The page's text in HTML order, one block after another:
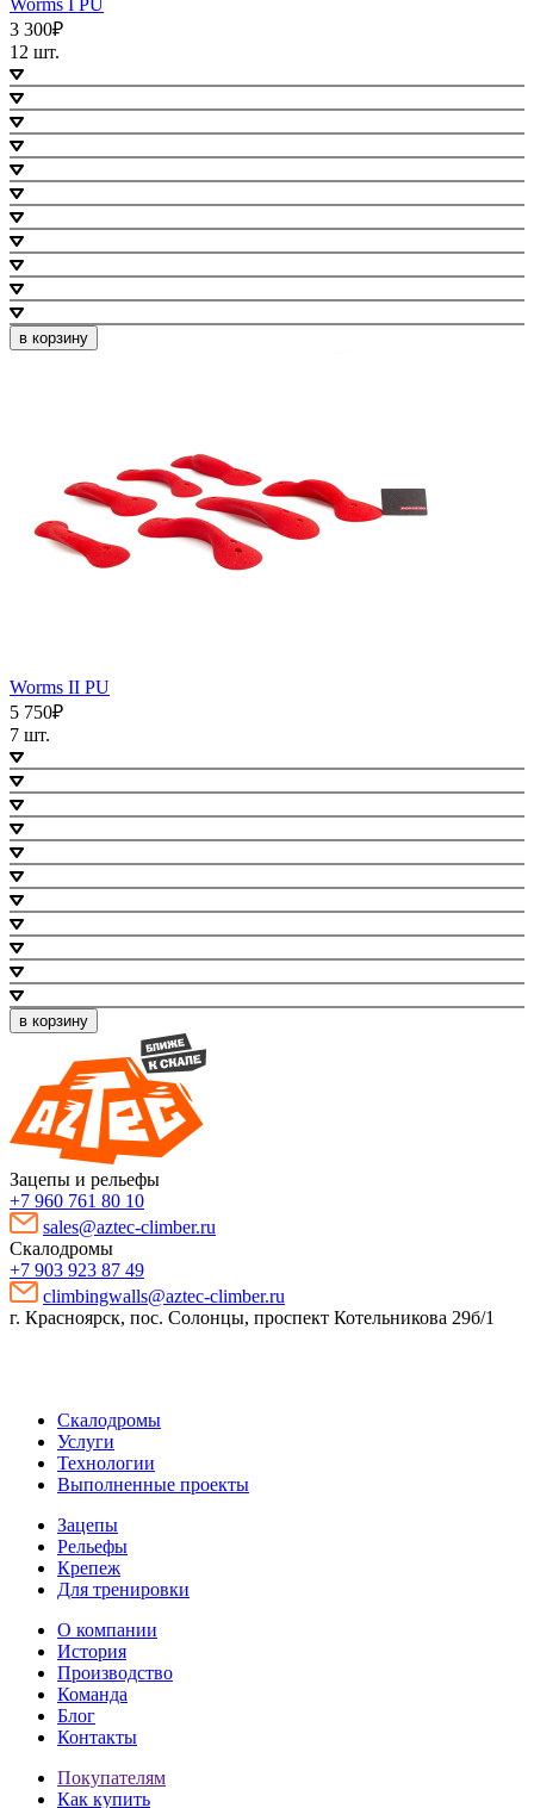
Worms I PU
3 300₽
12 шт.
в корзину
Worms II PU
5 750₽
7 шт.
в корзину
Зацепы и рельефы
+7 960 761 80 10
sales@aztec-climber.ru
Скалодромы
+7 903 923 87 49
climbingwalls@aztec-climber.ru
г. Красноярск, пос. Солонцы, проспект Котельникова 29б/1
Скалодромы
Услуги
Технологии
Выполненные проекты
Зацепы
Рельефы
Крепеж
Для тренировки
О компании
История
Производство
Команда
Блог
Контакты
Покупателям
Как купить